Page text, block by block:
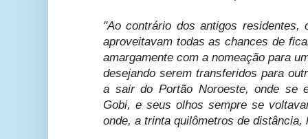
"Ao contrário dos antigos
aproveitavam todas as chances de
amargamente com a nomeação para
desejando serem transferidos para
a sair do Portão Noroeste, onde se
Gobi, e seus olhos sempre se
onde, a trinta quilômetros de